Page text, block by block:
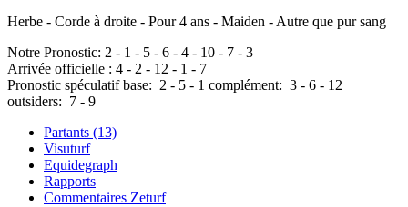
Herbe - Corde à droite - Pour 4 ans - Maiden - Autre que pur sang
Notre Pronostic: 2 - 1 - 5 - 6 - 4 - 10 - 7 - 3
Arrivée officielle : 4 - 2 - 12 - 1 - 7
Pronostic spéculatif base: 2 - 5 - 1 complément: 3 - 6 - 12
outsiders: 7 - 9
Partants (13)
Visuturf
Equidegraph
Rapports
Commentaires Zeturf